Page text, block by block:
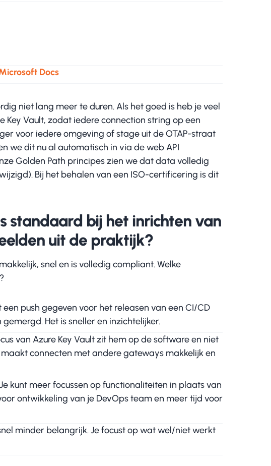
Docs
niet lang meer te duren. Als het goed is heb je veel
Vault, zodat iedere connection string op een
voor iedere omgeving of stage uit de OTAP-straat
we dit nu al automatisch in via de web API
Golden Path principes zien we dat data volledig
Bij het behalen van een ISO-certificering is dit
standaard bij het inrichten van
uit de praktijk?
snel en is volledig compliant. Welke
push gegeven voor het releasen van een CI/CD
Het is sneller en inzichtelijker.
van Azure Key Vault zit hem op de software en niet
connecten met andere gateways makkelijk en
kunt meer focussen op functionaliteiten in plaats van
ontwikkeling van je DevOps team en meer tijd voor
minder belangrijk. Je focust op wat wel/niet werkt